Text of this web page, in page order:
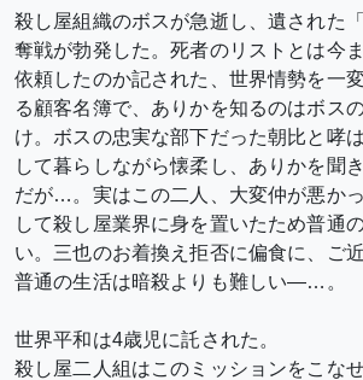
殺し屋組織のボスが急逝し、遺された
奪戦が勃発した。死者のリストとは今
依頼したのか記された、世界情勢を一
る顧客名簿で、ありかを知るのはボス
け。ボスの忠実な部下だった朝比と哮
して暮らしながら懐柔し、ありかを聞
だが…。実はこの二人、大変仲が悪か
して殺し屋業界に身を置いたため普通
い。三也のお着換え拒否に偏食に、ご
普通の生活は暗殺よりも難しい―…。
世界平和は4歳児に託された。
殺し屋二人組はこのミッションをこな